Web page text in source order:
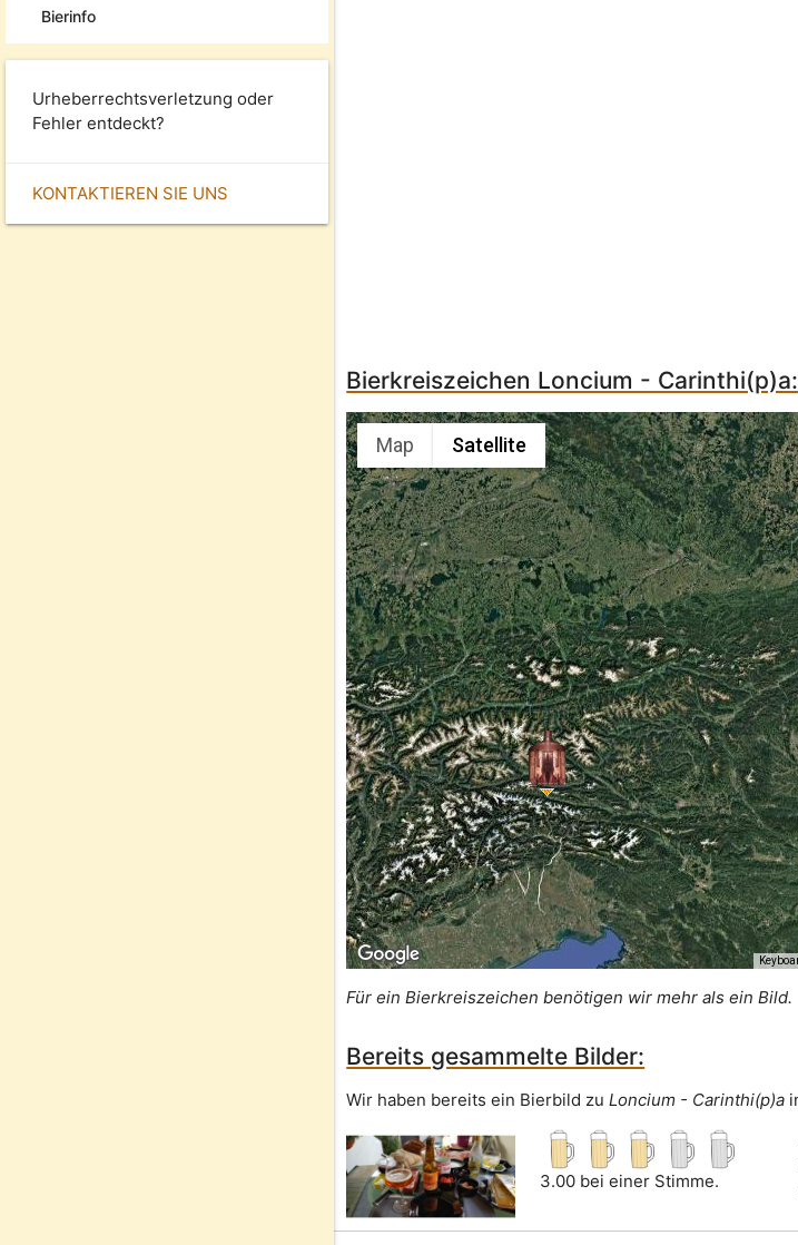
Bierinfo
Urheberrechtsverletzung oder
Fehler entdeckt?
KONTAKTIEREN SIE UNS
Bierkreiszeichen Loncium - Carinthi(p)a:
Map Satellite
Für ein Bierkreiszeichen benötigen wir mehr als ein Bild.
Bereits gesammelte Bilder:
Wir haben bereits ein Bierbild zuLoncium - Carinthi(p)a
3.00 bei einer Stimme.